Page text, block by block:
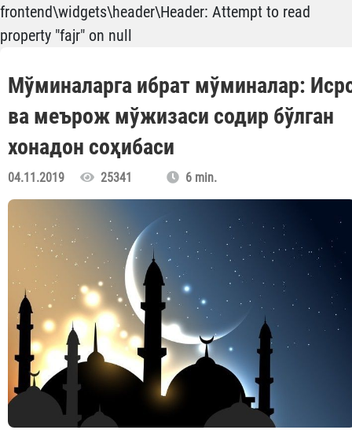
frontend\widgets\header\Header: Attempt to read
property "fajr" on null
Мўминаларга ибрат мўминалар:
ва меърож мўжизаси содир бўлган
хонадон соҳибаси
04.11.2019 25341 6 min.